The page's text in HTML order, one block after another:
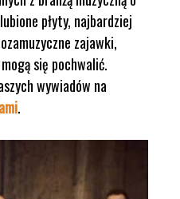
płyty, najbardziej
zajawki,
się pochwalić.
wywiadów na
.